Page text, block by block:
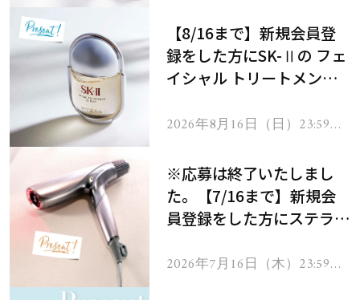
【8/16まで】新規会員登
録をした方にSK-Ⅱの フェ
イシャル トリートメント
2026年8月16日（日）23:59ま
※応募は終了いたしまし
た。【7/16まで】新規会
員登録をした方にステラボ
ヘアドライヤー ジュエル
2026年7月16日（木）23:59ま